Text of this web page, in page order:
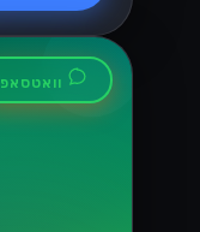
וואטסאפ